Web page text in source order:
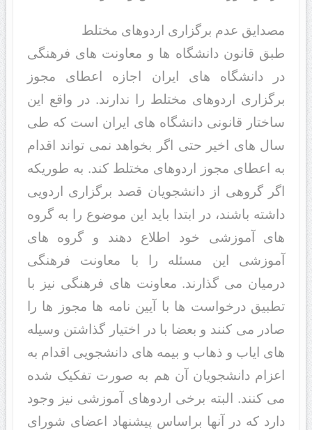
مصدایق عدم برگزاری اردوهای مختلط
طبق قانون دانشگاه ها و معاونت های فرهنگی
در دانشگاه های ایران اجازه اعطای مجوز
برگزاری اردوهای مختلط را ندارند. در واقع این
ساختار قانونی دانشگاه های ایران است که طی
سال های اخیر حتی اگر بخواهد نمی تواند اقدام
به اعطای مجوز اردوهای مختلط کند. به طوریکه
اگر گروهی از دانشجویان قصد برگزاری اردویی
داشته باشند، در ابتدا باید این موضوع را به گروه
های آموزشی خود اطلاع دهند و گروه های
آموزشی این مسئله را با معاونت فرهنگی
درمیان می گذارند. معاونت های فرهنگی نیز با
تطبیق درخواست ها با آیین نامه ها مجوز ها را
صادر می کنند و بعضا با در اختیار گذاشتن وسیله
های ایاب و ذهاب و بیمه های دانشجویی اقدام به
اعزام دانشجویان آن هم به صورت تفکیک شده
می کنند. البته برخی اردوهای آموزشی نیز وجود
دارد که در آنها براساس پیشنهاد اعضای شورای